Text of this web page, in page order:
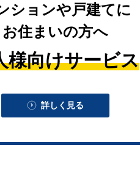
ションや戸建てに
お住まいの方へ
様向けサービス
詳しく見る